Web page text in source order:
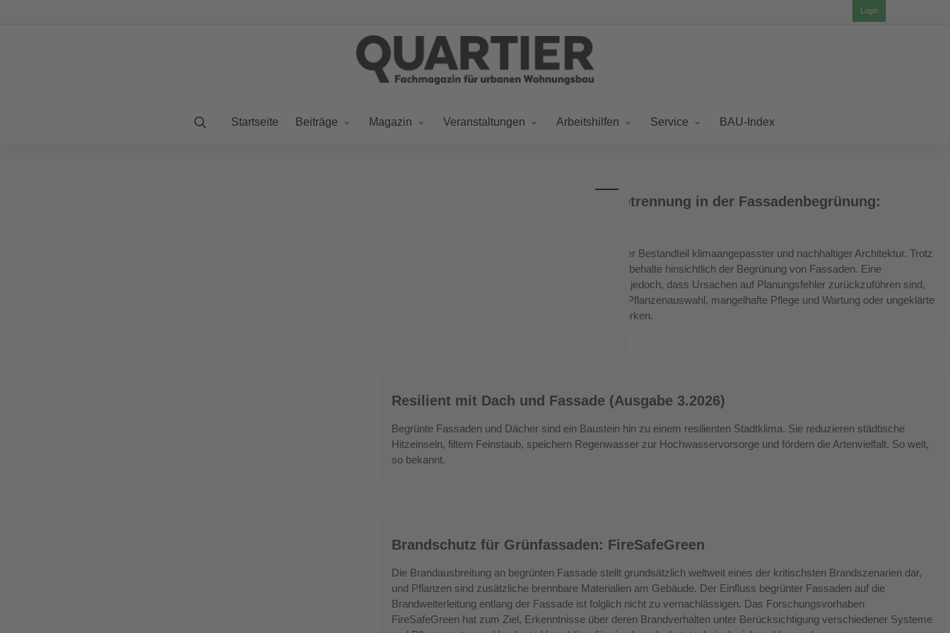
Login
Startseite Beiträge Magazin Veranstaltungen Arbeitshilfen Service BAU-Index
Schadensvermeidung und Gewerketrennung in der Fassadenbegrünung:
Fassadenbegrünungen sind inzwischen ein integraler Bestandteil klimaangepasster und nachhaltiger Architektur. Trotz
vieler Vorteile, die sie bieten, bestehen weiterhin Vorbehalte hinsichtlich der Begrünung von Fassaden. Eine
differenzierte Betrachtung von Schadensfällen zeigt jedoch, dass Ursachen auf Planungsfehler zurückzuführen sind,
wie z. B. eine ungeeignete Begrünungslösung oder Pflanzenauswahl, mangelhafte Pflege und Wartung oder ungeklärte
Verantwortlichkeiten zwischen den beteiligten Gewerken.
mit
Dach
und
Fassade
Resilient mit Dach und Fassade (Ausgabe 3.2026)
Begrünte Fassaden und Dächer sind ein Baustein hin zu einem resilienten Stadtklima. Sie reduzieren städtische
Hitzeinseln, filtern Feinstaub, speichern Regenwasser zur Hochwasservorsorge und fördern die Artenvielfalt. So weit,
so bekannt.
für
Grünfassaden:
FireSafeGreen
Brandschutz für Grünfassaden: FireSafeGreen
Die Brandausbreitung an begrünten Fassade stellt grundsätzlich weltweit eines der kritischsten Brandszenarien dar,
und Pflanzen sind zusätzliche brennbare Materialien am Gebäude. Der Einfluss begrünter Fassaden auf die
Brandweiterleitung entlang der Fassade ist folglich nicht zu vernachlässigen. Das Forschungsvorhaben
FireSafeGreen hat zum Ziel, Erkenntnisse über deren Brandverhalten unter Berücksichtigung verschiedener Systeme